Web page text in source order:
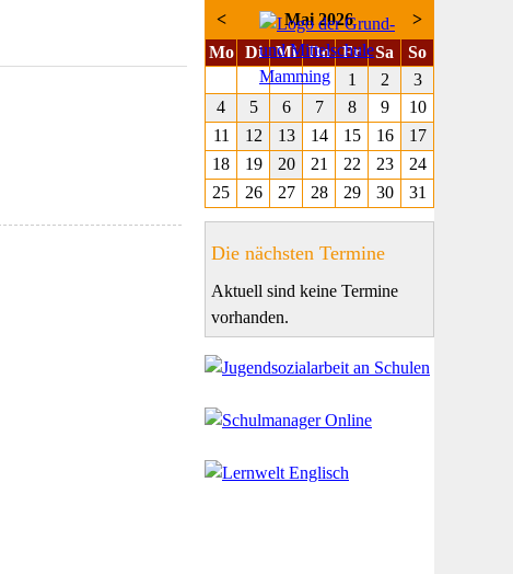
< Mai 2026
>
Montag
Dienstag
Mittwoch
Donnerstag
Freitag
Sa mstag
Sonntag
1
2
3
4
5 6 7 8 9
10
11
12 13 14 15 16
17
18
19 20 21 22 23
24
25
26 27 28 29 30 31
Die nächsten Termine
Aktuell sind keine Termine
vorhanden.